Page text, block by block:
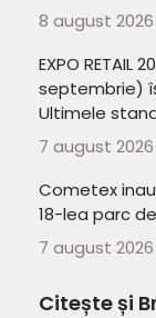
8 august 2026
EXPO RETAIL
septembrie)
Ultimele
7 august 2026
Cometex
18-lea parc
7 august 2026
Citește și